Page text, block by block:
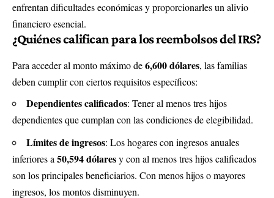
enfrentan dificultades económicas y proporcionarles un alivio
financiero esencial.
¿Quiénes califican para losreembolsos del IRS?
Para acceder al monto máximo de6,600 dólares, las familias
deben cumplir con ciertos requisitos específicos:
Dependientes calificados: Tener al menos tres hijos
dependientes que cumplan con las condiciones de elegibilidad.
Límites de ingresos: Los hogares con ingresos anuales
inferiores a 50,594 dólaresy con al menos tres hijos calificados
son los principales beneficiarios. Con menos hijos o mayores
ingresos, los montos disminuyen.